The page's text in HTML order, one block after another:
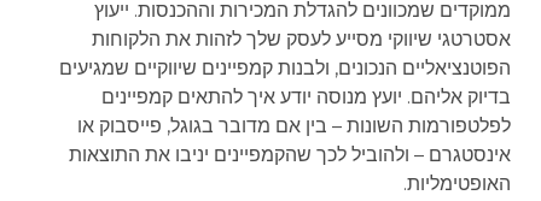
ממוקדים שמכוונים להגדלת המכירות וההכנסות. ייעוץ
אסטרטגי שיווקי מסייע לעסק שלך לזהות את הלקוחות
הפוטנציאליים הנכונים, ולבנות קמפיינים שיווקיים שמגיעים
בדיוק אליהם. יועץ מנוסה יודע איך להתאים קמפיינים
לפלטפורמות השונות – בין אם מדובר בגוגל, פייסבוק או
אינסטגרם – ולהוביל לכך שהקמפיינים יניבו את התוצאות
האופטימליות.